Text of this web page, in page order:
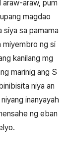
araw-araw, pum
magdao
siya sa pamama
miyembro ng si
kanilang mg
marinig ang S
niya an
inanyayah
ng eban